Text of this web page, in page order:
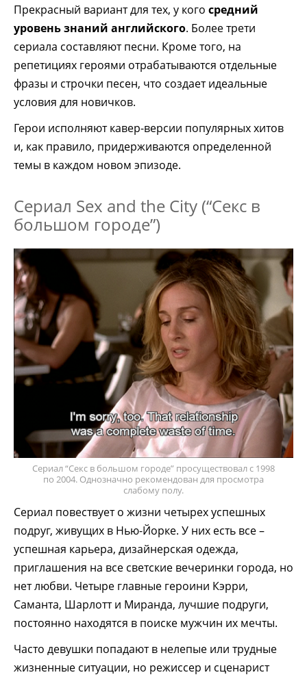
Прекрасный вариант для тех, у кого средний
уровень знаний английского. Более трети
сериала составляют песни. Кроме того, на
репетициях героями отрабатываются отдельные
фразы и строчки песен, что создает идеальные
условия для новичков.
Герои исполняют кавер-версии популярных хитов
и, как правило, придерживаются определенной
темы в каждом новом эпизоде.
Сериал Sex and the City (“Секс в
большом городе”)
Сериал “Секс в большом городе” просуществовал с 1998
по 2004. Однозначно рекомендован для просмотра
слабому полу.
Сериал повествует о жизни четырех успешных
подруг, живущих в Нью-Йорке. У них есть все –
успешная карьера, дизайнерская одежда,
приглашения на все светские вечеринки города, но
нет любви. Четыре главные героини Кэрри,
Саманта, Шарлотт и Миранда, лучшие подруги,
постоянно находятся в поиске мужчин их мечты.
Часто девушки попадают в нелепые или трудные
жизненные ситуации, но режиссер и сценарист